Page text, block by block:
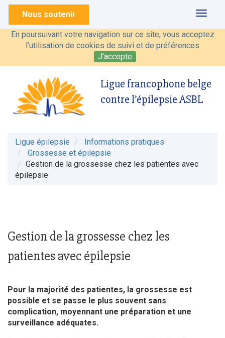
En poursuivant votre navigation sur ce site, vous acceptez
l’utilisation de cookies de suivi et de préférences
J’accepte
Ligue francophone belge
contre l’épilepsie ASBL
Nous soutenir
Toggle
Ligue épilepsie
Informations pratiques
Grossesse et épilepsie
Gestion de la grossesse chez les patientes avec
épilepsie
Gestion de la grossesse chez les
patientes avec épilepsie
Pour la majorité des patientes, la grossesse est
possible et se passe le plus souvent sans
complication, moyennant une préparation et une
surveillance adéquates.